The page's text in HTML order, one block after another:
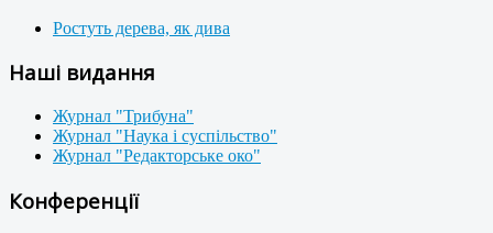
Ростуть дерева, як дива
Наші видання
Журнал "Трибуна"
Журнал "Наука і суспільство"
Журнал "Редакторське око"
Конференції